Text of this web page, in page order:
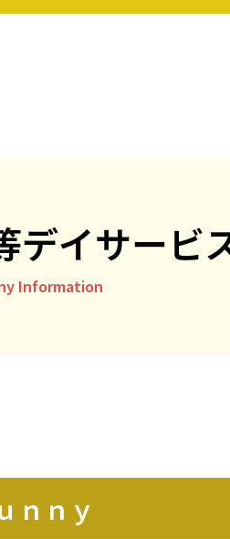
い合わせイサービ
Information
ｎｎｙ